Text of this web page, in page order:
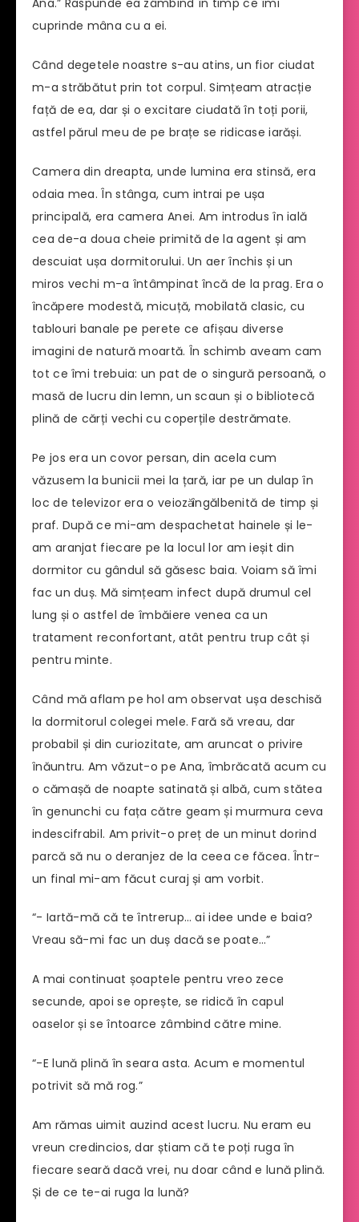
Ana.” Raspunde ea zâmbind în timp ce îmi
cuprinde mâna cu a ei.
Când degetele noastre s-au atins, un fior ciudat
m-a străbătut prin tot corpul. Simțeam atracție
față de ea, dar și o excitare ciudată în toți porii,
astfel părul meu de pe brațe se ridicase iarăși.
Camera din dreapta, unde lumina era stinsă, era
odaia mea. În stânga, cum intrai pe ușa
principală, era camera Anei. Am introdus în ială
cea de-a doua cheie primită de la agent și am
descuiat ușa dormitorului. Un aer închis și un
miros vechi m-a întâmpinat încă de la prag. Era o
încăpere modestă, micuță, mobilată clasic, cu
tablouri banale pe perete ce afișau diverse
imagini de natură moartă. În schimb aveam cam
tot ce îmi trebuia: un pat de o singură persoană, o
masă de lucru din lemn, un scaun și o bibliotecă
plină de cărți vechi cu coperțile destrămate.
Pe jos era un covor persan, din acela cum
văzusem la bunicii mei la țară, iar pe un dulap în
loc de televizor era o veiozӑ îngălbenită de timp și
praf. După ce mi-am despachetat hainele și le-
am aranjat fiecare pe la locul lor am ieșit din
dormitor cu gândul să găsesc baia. Voiam să îmi
fac un duș. Mă simțeam infect după drumul cel
lung și o astfel de îmbăiere venea ca un
tratament reconfortant, atât pentru trup cât și
pentru minte.
Când mă aflam pe hol am observat ușa deschisă
la dormitorul colegei mele. Fară să vreau, dar
probabil și din curiozitate, am aruncat o privire
înăuntru. Am văzut-o pe Ana, îmbrăcată acum cu
o cămașă de noapte satinată și albă, cum stătea
în genunchi cu fața către geam și murmura ceva
indescifrabil. Am privit-o preț de un minut dorind
parcă să nu o deranjez de la ceea ce făcea. Într-
un final mi-am făcut curaj și am vorbit.
“- Iartă-mă că te întrerup… ai idee unde e baia?
Vreau să-mi fac un duș dacă se poate…”
A mai continuat șoaptele pentru vreo zece
secunde, apoi se oprește, se ridică în capul
oaselor și se întoarce zâmbind către mine.
“-E lună plină în seara asta. Acum e momentul
potrivit să mă rog.”
Am rămas uimit auzind acest lucru. Nu eram eu
vreun credincios, dar știam că te poți ruga în
fiecare seară dacă vrei, nu doar când e lună plină.
Și de ce te-ai ruga la lună?